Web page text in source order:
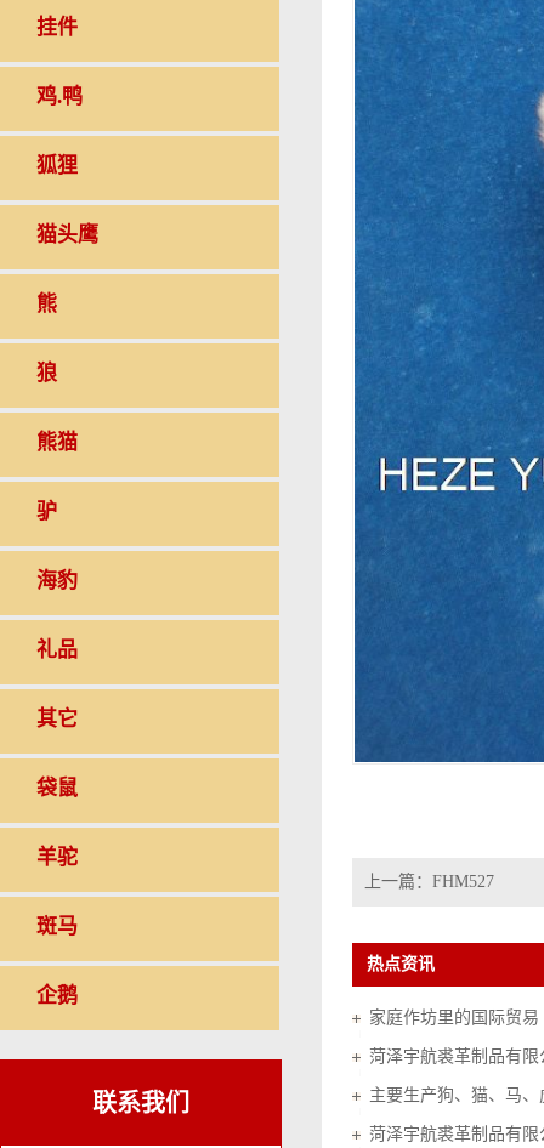
挂件
鸡.鸭
狐狸
猫头鹰
熊
狼
熊猫
驴
海豹
礼品
其它
袋鼠
羊驼
斑马
企鹅
联系我们
上一篇： FHM527
热点资讯
家庭作坊里的国际贸易
菏泽宇航裘革制品有
菏泽宇航裘革制品有限